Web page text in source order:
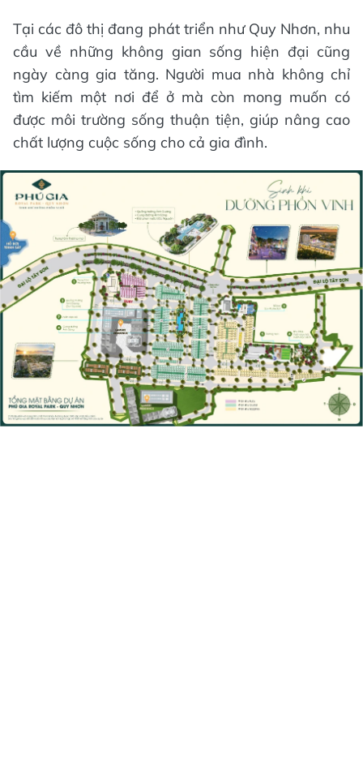
Tại các đô thị đang phát triển như Quy Nhơn, nhu
cầu về những không gian sống hiện đại cũng
ngày càng gia tăng. Người mua nhà không chỉ
tìm kiếm một nơi để ở mà còn mong muốn có
được môi trường sống thuận tiện, giúp nâng cao
chất lượng cuộc sống cho cả gia đình.